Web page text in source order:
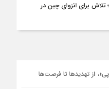
تلاش برای انزوای چین در
از تهدیدها تا فرصت‌ها